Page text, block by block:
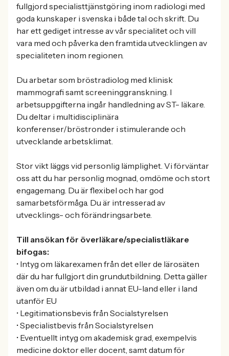
fullgjord specialisttjänstgöring inom radiologi med
goda kunskaper i svenska i både tal och skrift. Du
har ett gediget intresse av vår specialitet och vill
vara med och påverka den framtida utvecklingen av
specialiteten inom regionen.
Du arbetar som bröstradiolog med klinisk
mammografi samt screeninggranskning. I
arbetsuppgifterna ingår handledning av ST- läkare.
Du deltar i multidisciplinära
konferenser/bröstronder i stimulerande och
utvecklande arbetsklimat.
Stor vikt läggs vid personlig lämplighet. Vi förväntar
oss att du har personlig mognad, omdöme och stort
engagemang. Du är flexibel och har god
samarbetsförmåga. Du är intresserad av
utvecklings- och förändringsarbete.
Till ansökan för överläkare/specialistläkare
bifogas:
• Intyg om läkarexamen från det eller de lärosäten
där du har fullgjort din grundutbildning. Detta gäller
även om du är utbildad i annat EU-land eller i land
utanför EU
• Legitimationsbevis från Socialstyrelsen
• Specialistbevis från Socialstyrelsen
• Eventuellt intyg om akademisk grad, exempelvis
medicine doktor eller docent, samt datum för